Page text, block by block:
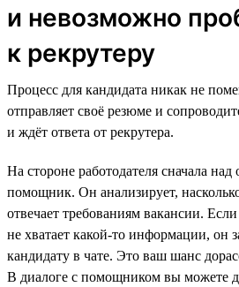
и невозможно
к рекрутеру
Процесс для кандидата никак не
отправляет своё резюме и
и ждёт ответа от рекрутера.
На стороне работодателя сначала
помощник. Он анализирует,
отвечает требованиям вакансии.
не хватает какой-то информации, он
кандидату в чате. Это ваш шанс
В диалоге с помощником вы можете